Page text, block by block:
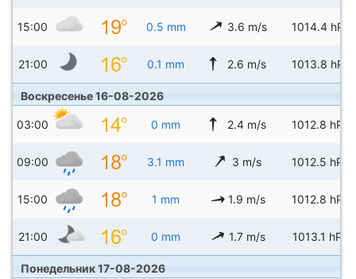
15:00 0.5 mm 3.6 m/s 1014.4 hPa
21:00 0.1 mm 2.6 m/s 1013.8 hPa
Воскресенье 16-08-2026
03:00 0 mm 2.4 m/s 1012.8 hPa
09:00 3.1 mm 3 m/s 1012.5 hPa
15:00 1 mm 1.9 m/s 1012.8 hPa
21:00 0 mm 1.7 m/s 1013.1 hPa
Понедельник 17-08-2026